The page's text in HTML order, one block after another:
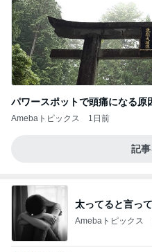
パワースポットで頭痛になる原
Amebaトピックス 1日前
記
太ってると言っ
Amebaトピックス